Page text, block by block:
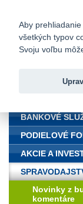
BANKOVÉ
PODIELOVÉ
AKCIE A
Novinky z
komentáre
Aby
všetkých typov
Svoju voľbu